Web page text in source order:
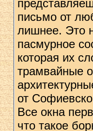
письмо от
лишнее. Это
пасмурное
которая их
трамвайные
от
Все окна
что такое